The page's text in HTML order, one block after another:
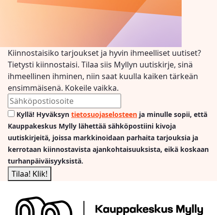
Kiinnostaisiko tarjoukset ja hyvin ihmeelliset uutiset?
Tietysti kiinnostaisi. Tilaa siis Myllyn uutiskirje, sinä
ihmeellinen ihminen, niin saat kuulla kaiken tärkeän
ensimmäisenä. Kokeile vaikka.
Kyllä! Hyväksyn tietosuojaselosteen ja minulle sopii, että
Kauppakeskus Mylly lähettää sähköpostiini kivoja
uutiskirjeitä, joissa markkinoidaan parhaita tarjouksia ja
kerrotaan kiinnostavista ajankohtaisuuksista, eikä koskaan
turhanpäiväisyyksistä.